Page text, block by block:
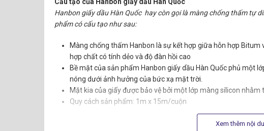
Hanbon giấy dầu Hàn Quốc hay còn gọi là màng chống thấm tự
phẩm có cấu tạo như sau:
Màng chống thấm Hanbon là sự kết hợp giữa hỗn hợp
hợp chất có tính dẻo và độ đàn hồi cao
Bề mặt của sản phẩm Hanbon giấy dầu Hàn Quốc phủ một
nóng dưới ảnh hưởng của bức xạ mặt trời.
Mặt kia của giấy được bảo vệ bởi một lớp màng silicon
Quy cách sản phẩm: 1m x 15m/cuộn
Xem thêm nội